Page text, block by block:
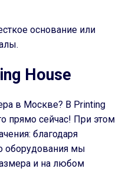
основание или
House
в Москве? В Printing
прямо сейчас! При этом
благодаря
оборудования мы
и на любом